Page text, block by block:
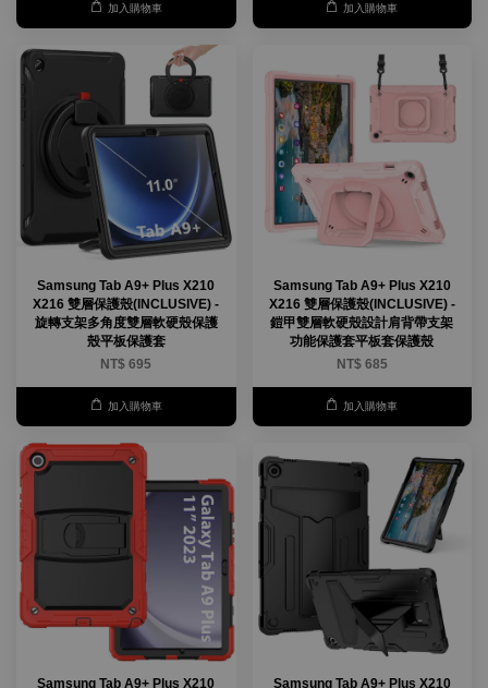
加入購物車 加入購物車
Samsung Tab A9+ Plus X210
X216 雙層保護殼(INCLUSIVE) -
旋轉支架多角度雙層軟硬殼保護
殼平板保護套
NT$ 695
加入購物車
Samsung Tab A9+ Plus X210
X216 雙層保護殼(INCLUSIVE) -
鎧甲雙層軟硬殼設計肩背帶支架
功能保護套平板套保護殼
NT$ 685
加入購物車
Samsung Tab A9+ Plus X210
Samsung Tab A9+ Plus X210